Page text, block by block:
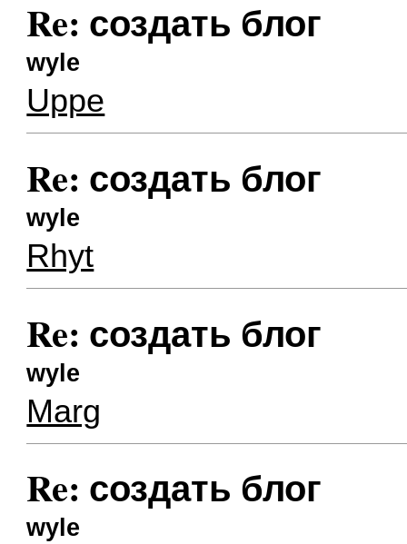
Re: создать блог
wyle
Uppe
Re: создать блог
wyle
Rhyt
Re: создать блог
wyle
Marg
Re: создать блог
wyle